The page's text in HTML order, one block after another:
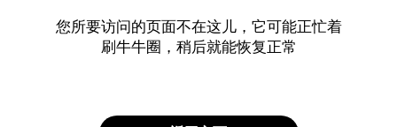
您所要访问的页面不在这儿，它可能正忙着
刷牛牛圈，稍后就能恢复正常